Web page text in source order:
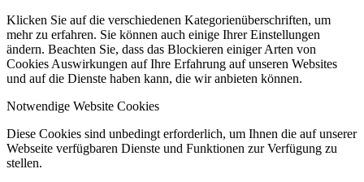
Klicken Sie auf die verschiedenen Kategorienüberschriften, um
mehr zu erfahren. Sie können auch einige Ihrer Einstellungen
ändern. Beachten Sie, dass das Blockieren einiger Arten von
Cookies Auswirkungen auf Ihre Erfahrung auf unseren Websites
und auf die Dienste haben kann, die wir anbieten können.
Notwendige Website Cookies
Diese Cookies sind unbedingt erforderlich, um Ihnen die auf unserer
Webseite verfügbaren Dienste und Funktionen zur Verfügung zu
stellen.